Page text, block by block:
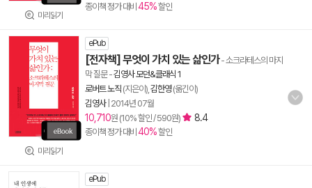
미리읽기
종이책 정가 대비 45%할인
미리읽기
ePub
[전자책] 무엇이 가치 있는 삶인가- 소크라테스의 마지
막 질문-김영사 모던&클래식 1
로버트 노직 (지은이), 김한영(옮긴이)
김영사| 2014년 07월
10,710원 (10% 할인 / 590원) 8.4
종이책 정가 대비 40%할인
ePub